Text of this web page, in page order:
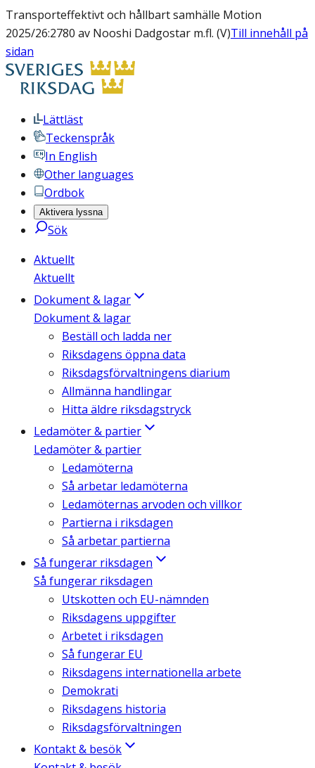
Transporteffektivt och hållbart samhälle Motion
2025/26:2780 av Nooshi Dadgostar m.fl. (V)Till innehåll på
sidan
Lättläst
Teckenspråk
In English
Other languages
Ordbok
Aktivera lyssna
Sök
Aktuellt
Aktuellt
Dokument & lagar
Dokument & lagar
Beställ och ladda ner
Riksdagens öppna data
Riksdagsförvaltningens diarium
Allmänna handlingar
Hitta äldre riksdagstryck
Ledamöter & partier
Ledamöter & partier
Ledamöterna
Så arbetar ledamöterna
Ledamöternas arvoden och villkor
Partierna i riksdagen
Så arbetar partierna
Så fungerar riksdagen
Så fungerar riksdagen
Utskotten och EU-nämnden
Riksdagens uppgifter
Arbetet i riksdagen
Så fungerar EU
Riksdagens internationella arbete
Demokrati
Riksdagens historia
Riksdagsförvaltningen
Kontakt & besök